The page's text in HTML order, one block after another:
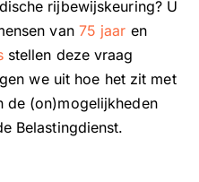
rijbewijskeuring? U
van 75 jaar en
stellen deze vraag
we uit hoe het zit met
de (on)mogelijkheden
Belastingdienst.